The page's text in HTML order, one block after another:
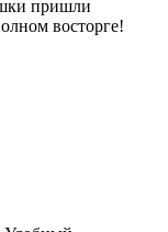
пришли
восторге!